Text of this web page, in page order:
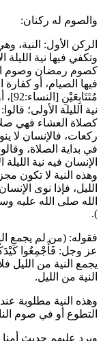
والصوم له ركنان:
الركن الأول: النية،
وتكفي فيها نية
كصوم رمضان وصوم
فيها الصيام، أو كفارة
مُتَتَابِعَيْنِ
نية الليلة الأولى؛
كصلاة العشاء فهي
ركعات، فالإنسان لا
في بداية الصلاة،
الإنسان فيه نية
وهذه النية لا تكون
الليل، فإذا نوى
الله صلى الله عليه
).
فقوله: (من لم يجمع
عز وجل: فَأَجْمِعُوا
يجمع النية من الليل
النية من الليل.
وهذه النية مطلوبة
التطوع أو في صوم
ويرد عليهم حديث أمنا